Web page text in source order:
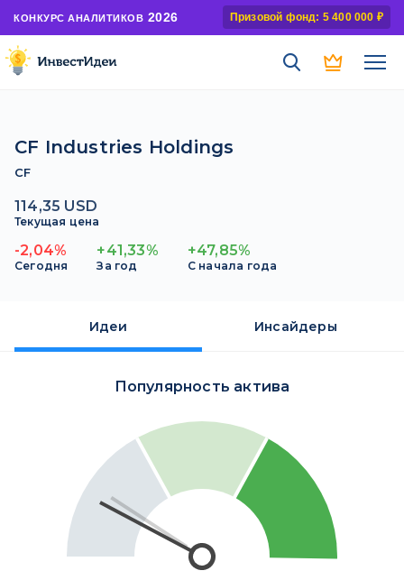
КОНКУРС АНАЛИТИКОВ 2026 Призовой фонд: 5 400 000 ₽
CF Industries Holdings
CF
114,35 USD
Текущая цена
-2,04%
Сегодня
+41,33%
За год
+47,85%
С начала года
Идеи Инсайдеры
Популярность актива